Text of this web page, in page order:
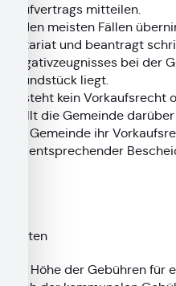
Kaufvertrags mitteilen.
In den meisten Fällen
Notariat und beantragt
Negativzeugnisses bei der
Grundstück liegt.
Besteht kein
stellt die Gemeinde
die Gemeinde ihr
ein entsprechender
Kosten
Die Höhe der Gebühren